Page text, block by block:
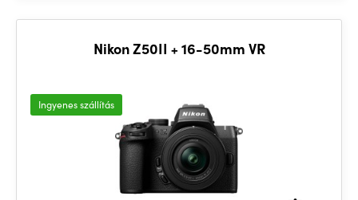
Nikon Z50II + 16-50mm VR
Ingyenes szállítás